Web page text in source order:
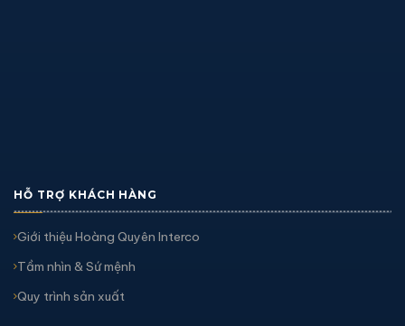
HỖ TRỢ KHÁCH HÀNG
Giới thiệu Hoàng Quyên Interco
Tầm nhìn & Sứ mệnh
Quy trình sản xuất